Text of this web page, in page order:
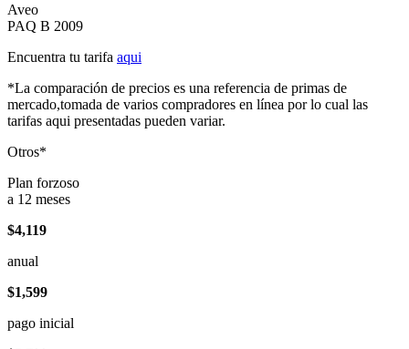
Aveo
PAQ B 2009
Encuentra tu tarifa aqui
*La comparación de precios es una referencia de primas de
mercado,tomada de varios compradores en línea por lo cual las
tarifas aqui presentadas pueden variar.
Otros*
Plan forzoso
a 12 meses
$4,119
anual
$1,599
pago inicial